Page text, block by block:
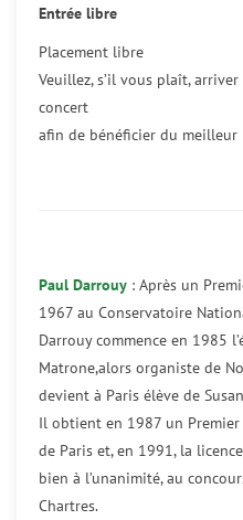
Entrée libre
Placement libre
Veuillez, s’il vous plaît,
concert
afin de bénéficier du meilleur
Paul Darrouy : Après un
1967 au Conservatoire
Darrouy commence en 1985
Matrone,alors organiste de
devient à Paris élève de
Il obtient en 1987 un Premier
de Paris et, en 1991, la
bien à l’unanimité, au
Chartres.